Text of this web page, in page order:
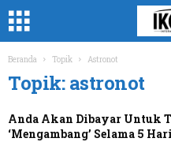
Beranda Topik Astronot
Topik: astronot
Anda Akan Dibayar Untuk
‘Mengambang’ Selama 5 Hari